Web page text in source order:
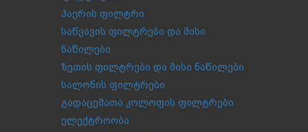
ჰაერის ფილტრი
საწვავის ფილტრები და მისი
ნაწილები
ზეთის ფილტრები და მისი ნაწილები
სალონის ფილტრები
გადაცემათა კოლოფის ფილტრები
ელექტროობა